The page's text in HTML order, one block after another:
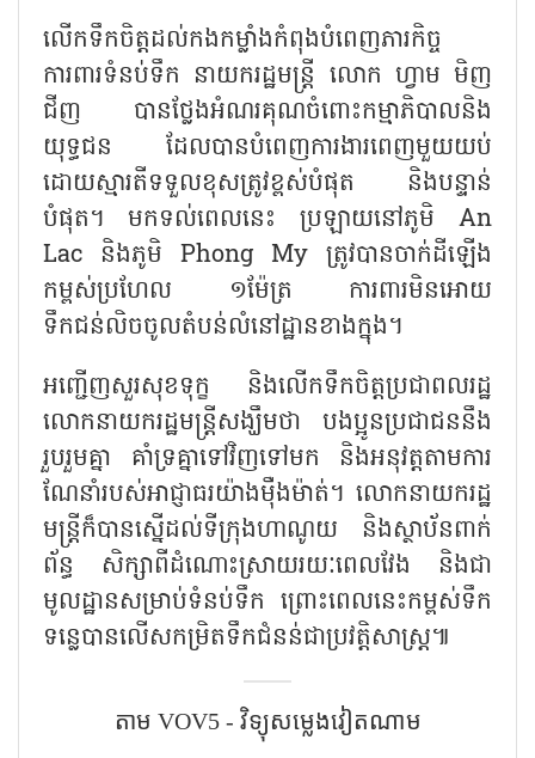
លើកទឹកចិត្តដល់កងកម្លាំងកំពុងបំពេញភារកិច្ច
ការពារទំនប់ទឹក នាយករដ្ឋមន្ត្រី លោក ហ្វាម មិញ
ជីញ បានថ្លែងអំណរគុណចំពោះកម្មាភិបាលនិង
យុទ្ធជន ដែលបានបំពេញការងារពេញមួយយប់
ដោយស្មារតីទទួលខុសត្រូវខ្ពស់បំផុត និងបន្ទាន់
បំផុត។ មកទល់ពេលនេះ ប្រឡាយនៅភូមិ An
Lac និងភូមិ Phong My ត្រូវបានចាក់ដីឡើង
កម្ពស់ប្រហែល ១ម៉ែត្រ ការពារមិនអោយ
ទឹកជន់លិចចូលតំបន់លំនៅដ្ឋានខាងក្នុង។
អញ្ជើញសួរសុខទុក្ខ និងលើកទឹកចិត្តប្រជាពលរដ្ឋ
លោកនាយករដ្ឋមន្ត្រីសង្ឃឹមថា បងប្អូនប្រជាជននឹង
រួបរួមគ្នា គាំទ្រគ្នាទៅវិញទៅមក និងអនុវត្តតាមការ
ណែនាំរបស់អាជ្ញាធរយ៉ាងម៉ឺងម៉ាត់។ លោកនាយករដ្ឋ
មន្ត្រីក៏បានស្នើដល់ទីក្រុងហាណូយ និងស្ថាប័នពាក់
ព័ន្ធ សិក្សាពីដំណោះស្រាយរយៈពេលវែង និងជា
មូលដ្ឋានសម្រាប់ទំនប់ទឹក ព្រោះពេលនេះកម្ពស់ទឹក
ទន្លេបានលើសកម្រិតទឹកជំនន់ជាប្រវត្តិសាស្ត្រ៕
តាម​ VOV5 - វិទ្យុសម្លេងវៀតណាម